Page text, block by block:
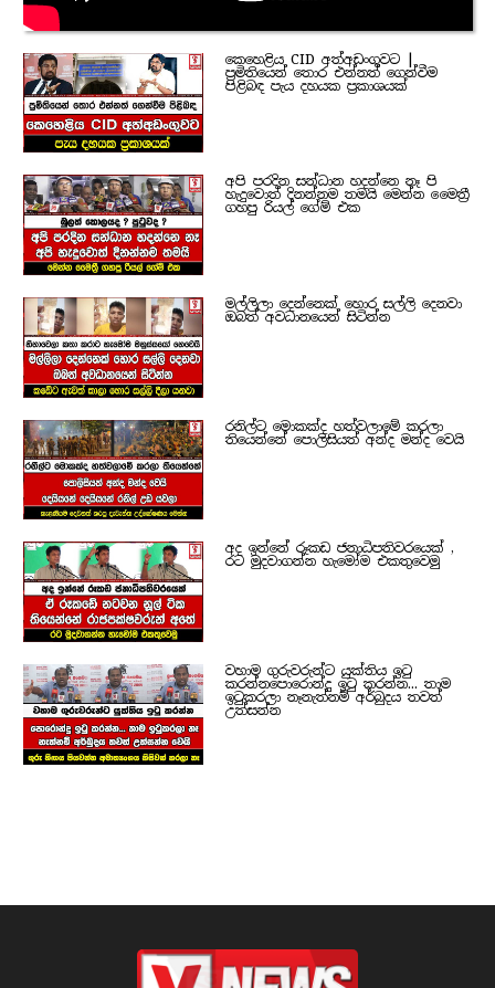
කෙහෙළිය CID අත්අඩංගුවට |
ප්‍රමිතියෙන් තොර එන්නත් ගෙන්වීම
පිළිබඳ පැය දහයක ප්‍රකාශයක්
අපි පරදින සන්ධාන හදන්නෙ නෑ පි
හැදුවොත් දිනන්නම තමයි මෙන්න මෛත්‍රී
ගහපු රියල් ගේම් එක
මල්ලිලා දෙන්නෙක් හොර සල්ලි දෙනවා
ඔබත් අවධානයෙන් සිටින්න
රනිල්ට මොකක්ද හත්වලාමේ කරලා
තියෙන්නේ පොලිසියත් අන්ද මන්ද වෙයි
අද ඉන්නේ රූකඩ ජනාධිපතිවරයෙක් ,
රට මුදවාගන්න හැමෝම එකතුවෙමු
වහාම ගුරුවරුන්ට යුක්තිය ඉටු
කරන්නපොරොන්දු ඉටු කරන්න... තාම
ඉටුකරලා නෑනැත්නම් අර්බුදය තවත්
උත්සන්න